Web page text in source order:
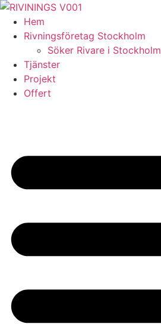
Skip
content
Hem
Rivningsföretag Stockholm
Söker Rivare i Stockholm
Tjänster
Projekt
Offert